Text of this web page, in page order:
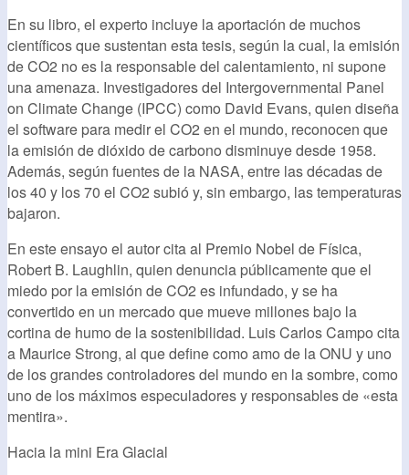
En su libro, el experto incluye la aportación de muchos
científicos que sustentan esta tesis, según la cual, la emisión
de CO2 no es la responsable del calentamiento, ni supone
una amenaza. Investigadores del Intergovernmental Panel
on Climate Change (IPCC) como David Evans, quien diseña
el software para medir el CO2 en el mundo, reconocen que
la emisión de dióxido de carbono disminuye desde 1958.
Además, según fuentes de la NASA, entre las décadas de
los 40 y los 70 el CO2 subió y, sin embargo, las temperaturas
bajaron.
En este ensayo el autor cita al Premio Nobel de Física,
Robert B. Laughlin, quien denuncia públicamente que el
miedo por la emisión de CO2 es infundado, y se ha
convertido en un mercado que mueve millones bajo la
cortina de humo de la sostenibilidad. Luis Carlos Campo cita
a Maurice Strong, al que define como amo de la ONU y uno
de los grandes controladores del mundo en la sombre, como
uno de los máximos especuladores y responsables de «esta
mentira».
Hacia la mini Era Glacial